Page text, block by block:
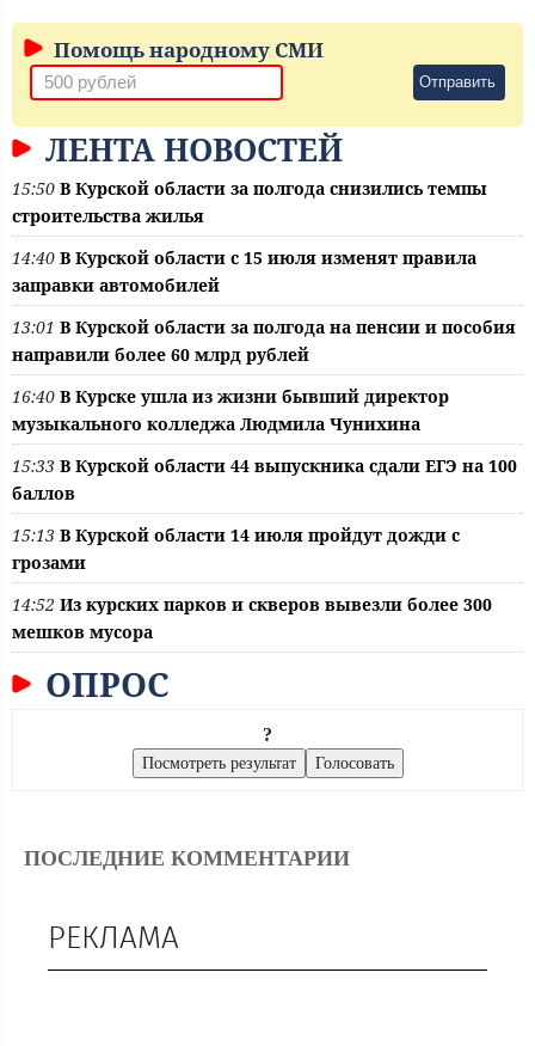
Помощь народному СМИ
Отправить
ЛЕНТА НОВОСТЕЙ
15:50 В Курской области за полгода снизились темпы
строительства жилья
14:40 В Курской области с 15 июля изменят правила
заправки автомобилей
13:01 В Курской области за полгода на пенсии и пособия
направили более 60 млрд рублей
16:40 В Курске ушла из жизни бывший директор
музыкального колледжа Людмила Чунихина
15:33 В Курской области 44 выпускника сдали ЕГЭ на 100
баллов
15:13 В Курской области 14 июля пройдут дожди с
грозами
14:52 Из курских парков и скверов вывезли более 300
мешков мусора
ОПРОС
?
ПОСЛЕДНИЕ КОММЕНТАРИИ
РЕКЛАМА